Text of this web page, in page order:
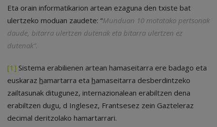
Eta orain informatikarion artean ezaguna den txiste bat
ulertzeko moduan zaudete: “Munduan 10 motatako pertsonak
daude, bitarra ulertzen dutenak eta bitarra ulertzen ez
dutenak”.
[1] Sistema erabilienen artean hamaseitarra ere badago eta
euskaraz hamartarra eta hamaseitarra desberdintzeko
zailtasunak ditugunez, internazionalean erabiltzen dena
erabiltzen dugu, d Inglesez, Frantsesez zein Gazteleraz
decimal deritzolako hamartarrari.